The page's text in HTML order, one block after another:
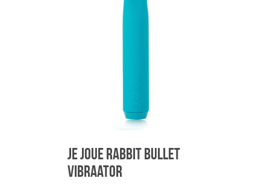
Je Joue Rabbit Bullet
vibraator